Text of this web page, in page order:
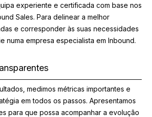
experiente e certificada com base nos
Sales. Para delinear a melhor
e corresponder às suas necessidades
numa empresa especialista em Inbound.
medimos métricas importantes e
em todos os passos. Apresentamos
para que possa acompanhar a evolução